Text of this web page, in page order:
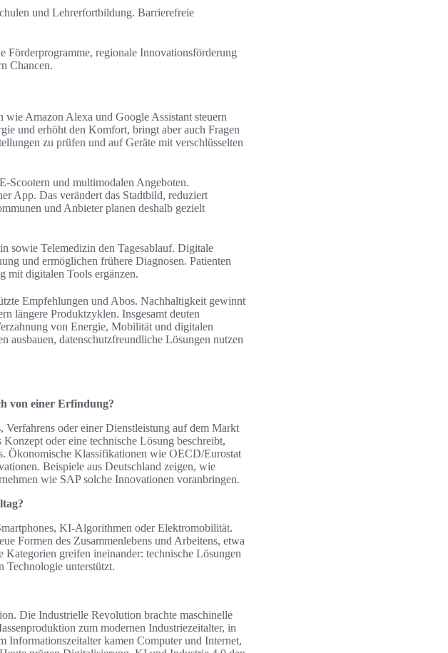
und Lehrerfortbildung. Barrierefreie
Förderprogramme, regionale Innovationsförderung
Chancen.
wie Amazon Alexa und Google Assistant steuern
und erhöht den Komfort, bringt aber auch Fragen
zu prüfen und auf Geräte mit verschlüsselten
und multimodalen Angeboten.
App. Das verändert das Stadtbild, reduziert
und Anbieter planen deshalb gezielt
sowie Telemedizin den Tagesablauf. Digitale
und ermöglichen frühere Diagnosen. Patienten
mit digitalen Tools ergänzen.
Empfehlungen und Abos. Nachhaltigkeit gewinnt
längere Produktzyklen. Insgesamt deuten
von Energie, Mobilität und digitalen
ausbauen, datenschutzfreundliche Lösungen nutzen
von einer Erfindung?
oder einer Dienstleistung auf dem Markt
oder eine technische Lösung beschreibt,
Ökonomische Klassifikationen wie OECD/Eurostat
Beispiele aus Deutschland zeigen, wie
wie SAP solche Innovationen voranbringen.
KI-Algorithmen oder Elektromobilität.
Formen des Zusammenlebens und Arbeitens, etwa
greifen ineinander: technische Lösungen
Technologie unterstützt.
Die Industrielle Revolution brachte maschinelle
zum modernen Industriezeitalter, in
Informationszeitalter kamen Computer und Internet,